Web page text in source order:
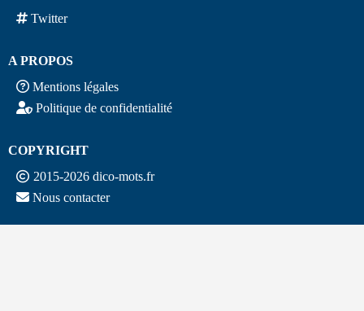
Twitter
A PROPOS
Mentions légales
Politique de confidentialité
COPYRIGHT
2015-2026 dico-mots.fr
Nous contacter